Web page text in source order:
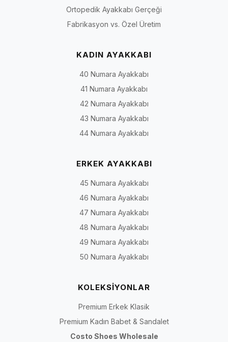
Ortopedik Ayakkabı Gerçeği
Fabrikasyon vs. Özel Üretim
KADIN AYAKKABI
40 Numara Ayakkabı
41 Numara Ayakkabı
42 Numara Ayakkabı
43 Numara Ayakkabı
44 Numara Ayakkabı
ERKEK AYAKKABI
45 Numara Ayakkabı
46 Numara Ayakkabı
47 Numara Ayakkabı
48 Numara Ayakkabı
49 Numara Ayakkabı
50 Numara Ayakkabı
KOLEKSİYONLAR
Premium Erkek Klasik
Premium Kadın Babet & Sandalet
Costo Shoes Wholesale